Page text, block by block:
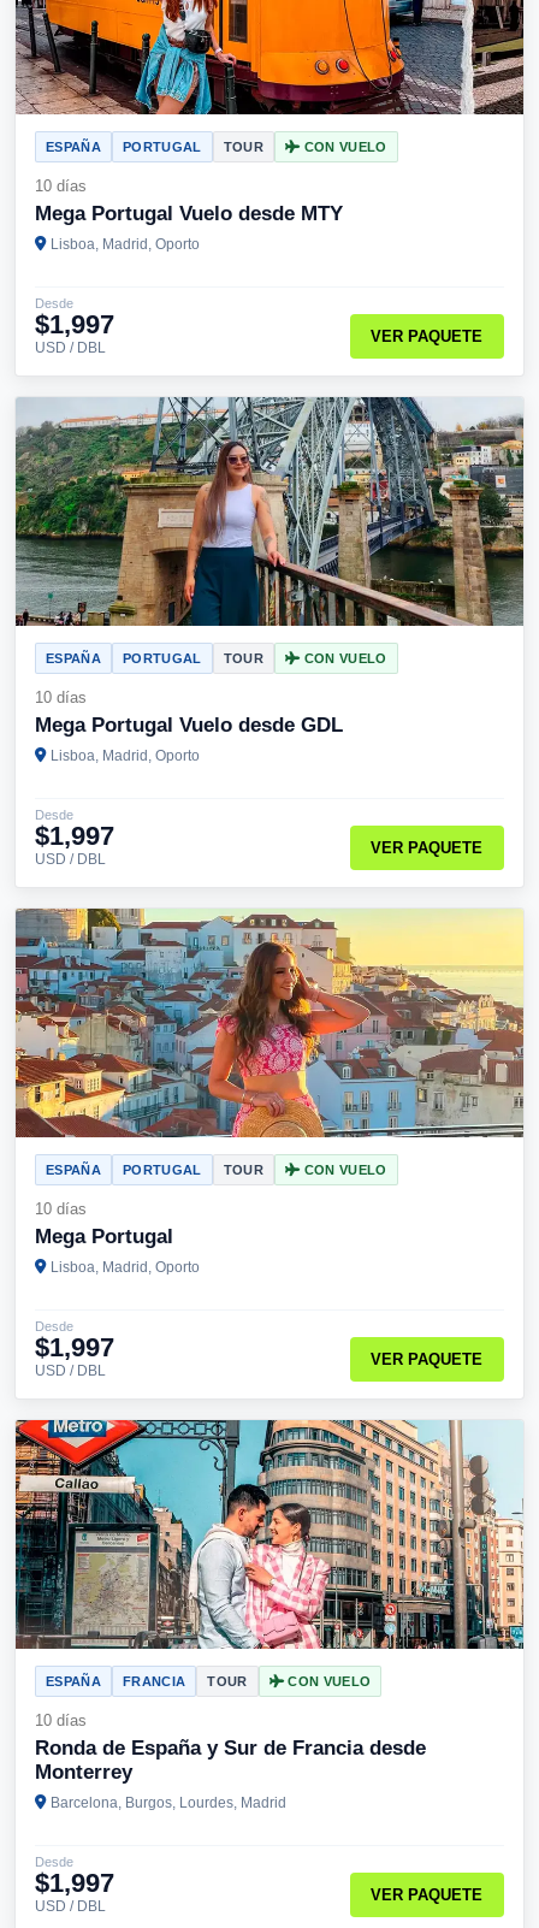
ESPAÑA PORTUGAL TOUR CON VUELO
10 días
Mega Portugal Vuelo desde MTY
Lisboa, Madrid, Oporto
Desde
$1,997
USD / DBL
VER PAQUETE
ESPAÑA PORTUGAL TOUR CON VUELO
10 días
Mega Portugal Vuelo desde GDL
Lisboa, Madrid, Oporto
Desde
$1,997
USD / DBL
VER PAQUETE
ESPAÑA PORTUGAL TOUR CON VUELO
10 días
Mega Portugal
Lisboa, Madrid, Oporto
Desde
$1,997
USD / DBL
VER PAQUETE
ESPAÑA FRANCIA TOUR CON VUELO
10 días
Ronda de España y Sur de Francia desde
Monterrey
Barcelona, Burgos, Lourdes, Madrid
Desde
$1,997
USD / DBL
VER PAQUETE